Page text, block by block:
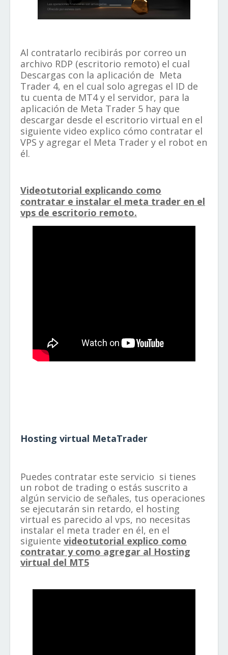
Al contratarlo recibirás por correo un
archivo RDP (escritorio remoto) el cual
Descargas con la aplicación de Meta
Trader 4, en el cual solo agregas el ID de
tu cuenta de MT4 y el servidor, para la
aplicación de Meta Trader 5 hay que
descargar desde el escritorio virtual en el
siguiente video explico cómo contratar el
VPS y agregar el Meta Trader y el robot en
él.
Videotutorial explicando como
contratar e instalar el meta trader en el
vps de escritorio remoto.
Hosting virtual MetaTrader
Puedes contratar este servicio si tienes
un robot de trading o estás suscrito a
algún servicio de señales, tus operaciones
se ejecutarán sin retardo, el hosting
virtual es parecido al vps, no necesitas
instalar el meta trader en él, en el
siguiente videotutorial explico como
contratar y como agregar al Hosting
virtual del MT5